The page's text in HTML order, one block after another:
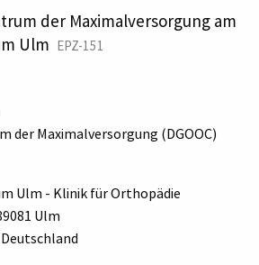
der Maximalversorgung am
Ulm EPZ-151
der Maximalversorgung (DGOOC)
Ulm - Klinik für Orthopädie
Ulm